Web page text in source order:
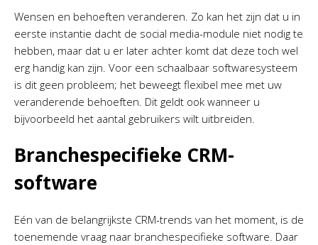
Wensen en behoeften veranderen. Zo kan het zijn dat u in
eerste instantie dacht de social media-module niet nodig te
hebben, maar dat u er later achter komt dat deze toch wel
erg handig kan zijn. Voor een schaalbaar softwaresysteem
is dit geen probleem; het beweegt flexibel mee met uw
veranderende behoeften. Dit geldt ook wanneer u
bijvoorbeeld het aantal gebruikers wilt uitbreiden.
Branchespecifieke CRM-
software
Eén van de belangrijkste CRM-trends van het moment, is de
toenemende vraag naar branchespecifieke software. Daar